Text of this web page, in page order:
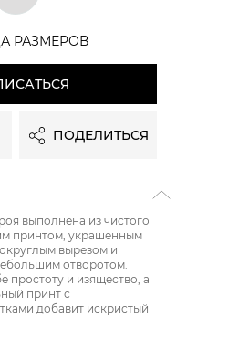
РАЗМЕРОВ
ПОДЕЛИТЬСЯ
выполнена из чистого
принтом, украшенным
вырезом и
отворотом.
простоту и изящество, а
принт с
добавит искристый